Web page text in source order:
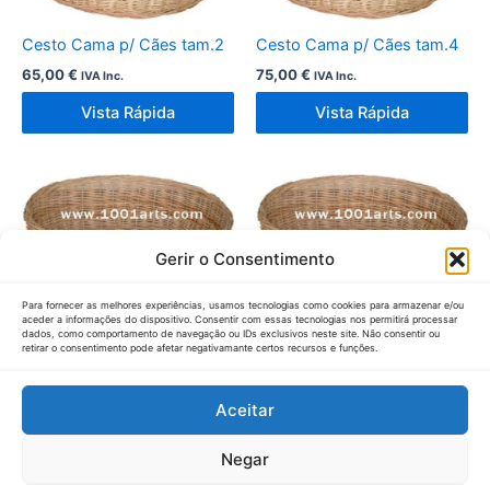
Gerir o Consentimento
Para fornecer as melhores experiências, usamos tecnologias como cookies para armazenar e/ou
aceder a informações do dispositivo. Consentir com essas tecnologias nos permitirá processar
dados, como comportamento de navegação ou IDs exclusivos neste site. Não consentir ou
retirar o consentimento pode afetar negativamante certos recursos e funções.
Aceitar
Negar
Cesto Cama p/ Cães tam.2
65,00€ IVA Inc.
Vista Rápida
Cesto Cama p/ Cães tam.4
75,00€ IVA Inc.
Vista Rápida
Cesto Cama p/ Cães tam.5 Cesto Cama p/ Cães tam.1